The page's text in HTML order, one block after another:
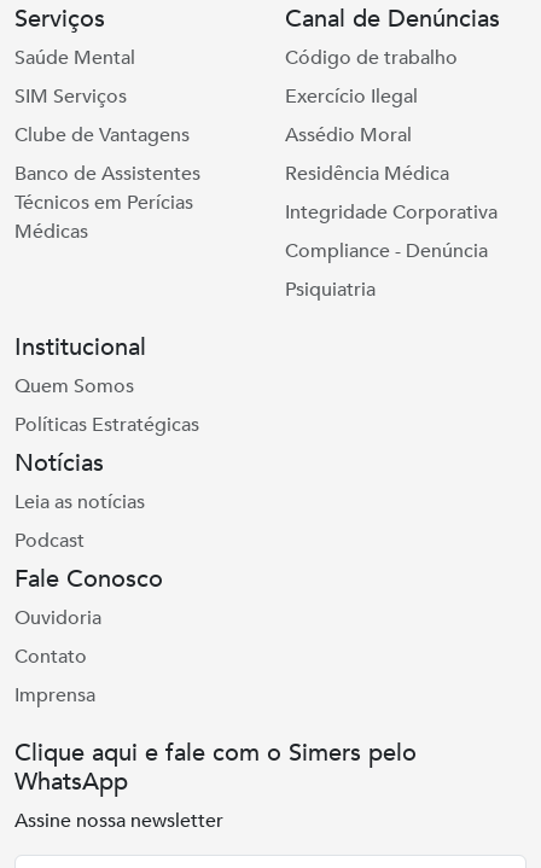
Serviços
Saúde Mental
SIM Serviços
Clube de Vantagens
Banco de Assistentes
Técnicos em Perícias
Médicas
Canal de Denúncias
Código de trabalho
Exercício Ilegal
Assédio Moral
Residência Médica
Integridade Corporativa
Compliance - Denúncia
Psiquiatria
Institucional
Quem Somos
Políticas Estratégicas
Notícias
Leia as notícias
Podcast
Fale Conosco
Ouvidoria
Contato
Imprensa
Clique aqui e fale com o Simers pelo
WhatsApp
Assine nossa newsletter